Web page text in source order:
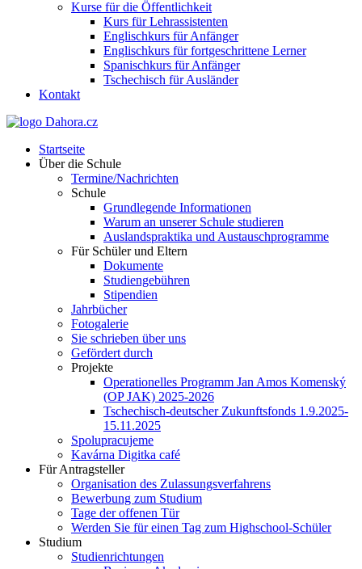
Kurse für die Öffentlichkeit
Kurs für Lehrassistenten
Englischkurs für Anfänger
Englischkurs für fortgeschrittene Lerner
Spanischkurs für Anfänger
Tschechisch für Ausländer
Kontakt
Startseite
Über die Schule
Termine/Nachrichten
Schule
Grundlegende Informationen
Warum an unserer Schule studieren
Auslandspraktika und Austauschprogramme
Für Schüler und Eltern
Dokumente
Studiengebühren
Stipendien
Jahrbücher
Fotogalerie
Sie schrieben über uns
Gefördert durch
Projekte
Operationelles Programm Jan Amos Komenský
(OP JAK) 2025-2026
Tschechisch-deutscher Zukunftsfonds 1.9.2025-
15.11.2025
Spolupracujeme
Kavárna Digitka café
Für Antragsteller
Organisation des Zulassungsverfahrens
Bewerbung zum Studium
Tage der offenen Tür
Werden Sie für einen Tag zum Highschool-Schüler
Studium
Studienrichtungen